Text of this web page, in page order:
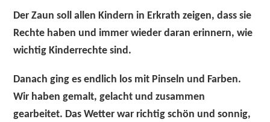
Der Zaun soll allen Kindern in Erkrath zeigen, dass sie
Rechte haben und immer wieder daran erinnern, wie
wichtig Kinderrechte sind.
Danach ging es endlich los mit Pinseln und Farben.
Wir haben gemalt, gelacht und zusammen
gearbeitet. Das Wetter war richtig schön und sonnig,